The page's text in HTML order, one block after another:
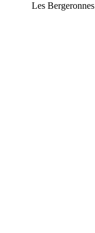
Les Bergeronnes